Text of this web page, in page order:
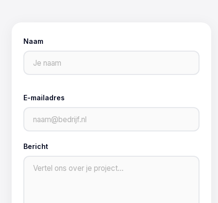
Naam
E-mailadres
Bericht